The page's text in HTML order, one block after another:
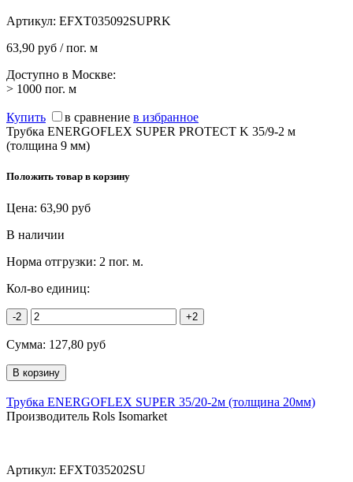
Артикул: EFXT035092SUPRK
63,90 руб / пог. м
Доступно в Москве:
> 1000 пог. м
Купить в сравнение в избранное
Трубка ENERGOFLEX SUPER PROTECT K 35/9-2 м
(толщина 9 мм)
Положить товар в корзину
Цена: 63,90 руб
В наличии
Норма отгрузки: 2 пог. м.
Кол-во единиц:
-2 +2
Сумма: 127,80 руб
Трубка ENERGOFLEX SUPER 35/20-2м (толщина 20мм)
Производитель Rols Isomarket
Артикул: EFXT035202SU